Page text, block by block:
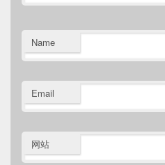
Name
Email
网站